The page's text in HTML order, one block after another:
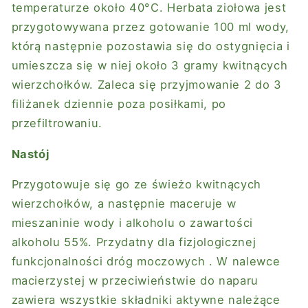
temperaturze około 40°C. Herbata ziołowa jest
przygotowywana przez gotowanie 100 ml wody,
którą następnie pozostawia się do ostygnięcia i
umieszcza się w niej około 3 gramy kwitnących
wierzchołków. Zaleca się przyjmowanie 2 do 3
filiżanek dziennie poza posiłkami, po
przefiltrowaniu.
Nastój
Przygotowuje się go ze świeżo kwitnących
wierzchołków, a następnie maceruje w
mieszaninie wody i alkoholu o zawartości
alkoholu 55%. Przydatny dla fizjologicznej
funkcjonalnościdróg moczowych . W nalewce
macierzystej w przeciwieństwie do naparu
zawiera wszystkie składniki aktywne należące